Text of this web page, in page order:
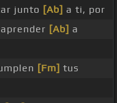
junto [Ab] a ti, por
[Ab] a
[Fm] tus